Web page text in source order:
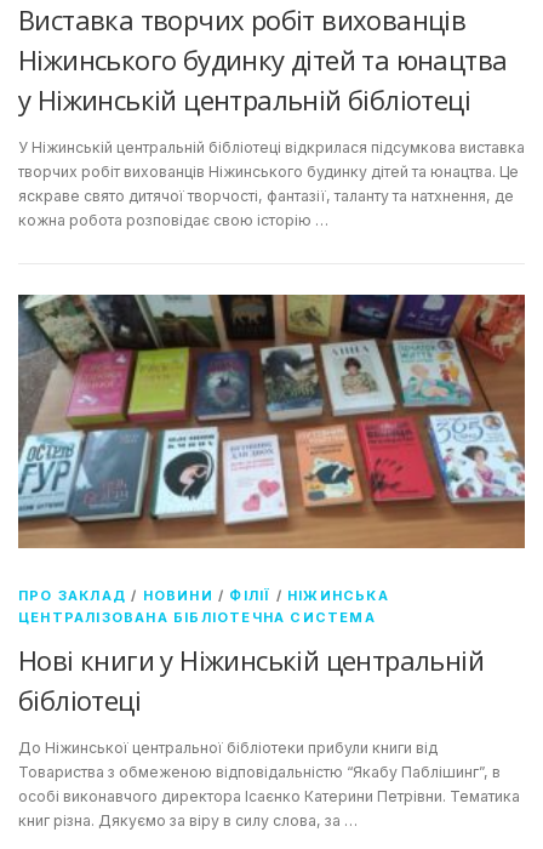
Виставка творчих робіт вихованців
Ніжинського будинку дітей та юнацтва
у Ніжинській центральній бібліотеці
У Ніжинській центральній бібліотеці відкрилася підсумкова виставка
творчих робіт вихованців Ніжинського будинку дітей та юнацтва. Це
яскраве свято дитячої творчості, фантазії, таланту та натхнення, де
кожна робота розповідає свою історію …
ПРО ЗАКЛАД / НОВИНИ / ФІЛІЇ / НІЖИНСЬКА
ЦЕНТРАЛІЗОВАНА БІБЛІОТЕЧНА СИСТЕМА
Нові книги у Ніжинській центральній
бібліотеці
До Ніжинської центральної бібліотеки прибули книги від
Товариства з обмеженою відповідальністю “Якабу Паблішинг”, в
особі виконавчого директора Ісаєнко Катерини Петрівни. Тематика
книг різна. Дякуємо за віру в силу слова, за …